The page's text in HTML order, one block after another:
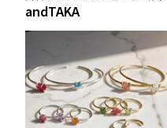
andTAKA